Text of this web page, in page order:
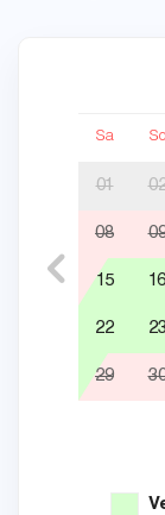
Sa So
01
08
15 16
22 23
29